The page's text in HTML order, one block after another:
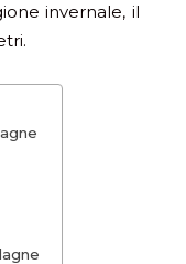
invernale, il